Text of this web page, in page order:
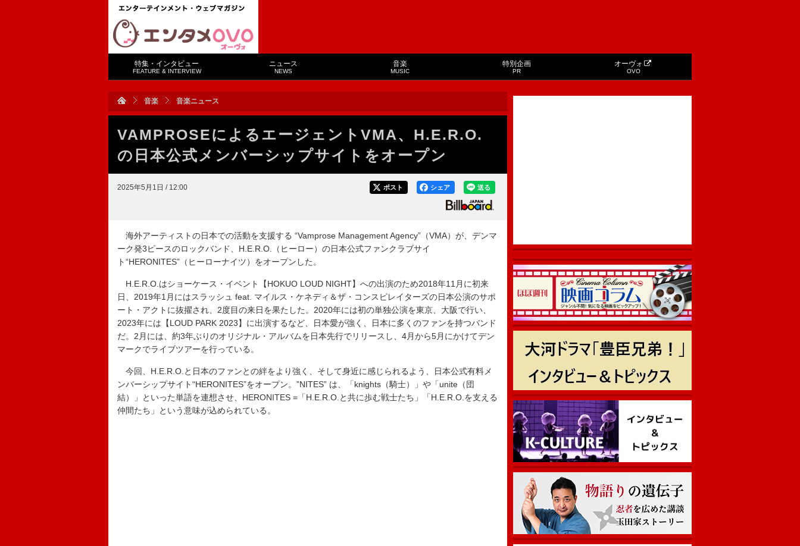
特集・インタビュー
FEATURE & INTERVIEW
ニュース
NEWS
音楽
MUSIC
特別企画
PR
オーヴォ
OVO
音楽 音楽ニュース
VAMPROSEによるエージェントVMA、H.E.R.O.
の日本公式メンバーシップサイトをオープン
2025年5月1日 / 12:00 送る
シェア
ポスト
海外アーティストの日本での活動を支援する “Vamprose Management Agency”（VMA）が、デンマ
ーク発3ピースのロックバンド、H.E.R.O.（ヒーロー）の日本公式ファンクラブサイ
ト“HERONITES”（ヒーローナイツ）をオープンした。
H.E.R.O.はショーケース・イベント【HOKUO LOUD NIGHT】への出演のため2018年11月に初来
日、2019年1月にはスラッシュ feat. マイルス・ケネディ＆ザ・コンスピレイターズの日本公演のサポ
ート・アクトに抜擢され、2度目の来日を果たした。2020年には初の単独公演を東京、大阪で行い、
2023年には【LOUD PARK 2023】に出演するなど、日本愛が強く、日本に多くのファンを持つバンド
だ。2月には、約3年ぶりのオリジナル・アルバムを日本先行でリリースし、4月から5月にかけてデン
マークでライブツアーを行っている。
今回、H.E.R.O.と日本のファンとの絆をより強く、そして身近に感じられるよう、日本公式有料メ
ンバーシップサイト“HERONITES”をオープン。”NITES” は、「knights（騎士）」や「unite（団
結）」といった単語を連想させ、HERONITES =「H.E.R.O.と共に歩む戦士たち」「H.E.R.O.を支える
仲間たち」という意味が込められている。